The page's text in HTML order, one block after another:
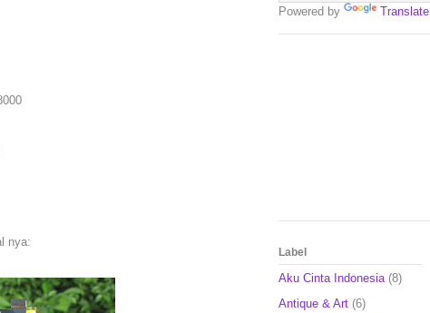
nya:
Powered by Translate
Label
Aku Cinta Indonesia (8)
Antique & Art (6)